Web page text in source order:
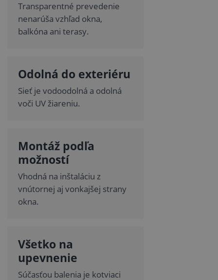
Transparentné prevedenie
nenarúša vzhľad okna,
balkóna ani terasy.
Odolná do exteriéru
Sieť je vodoodolná a odolná
voči UV žiareniu.
Montáž podľa
možností
Vhodná na inštaláciu z
vnútornej aj vonkajšej strany
okna.
Všetko na
upevnenie
Súčasťou balenia je kotviaci